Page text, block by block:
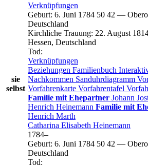
sie
selbst
Verknüpfungen
Geburt: 6. Juni 1784 50 42 —
Deutschland
Kirchliche Trauung: 22. August
Hessen, Deutschland
Tod:
Verknüpfungen
Beziehungen Familienbuch
Nachkommen Sanduhrdiagramm
Vorfahrenkarte Vorfahrentafel
Familie mit Ehepartner Johann
Henrich Heinemann Familie mit
Henrich Marth
Catharina Elisabeth Heinemann
1784–
Geburt: 6. Juni 1784 50 42 —
Deutschland
Tod: